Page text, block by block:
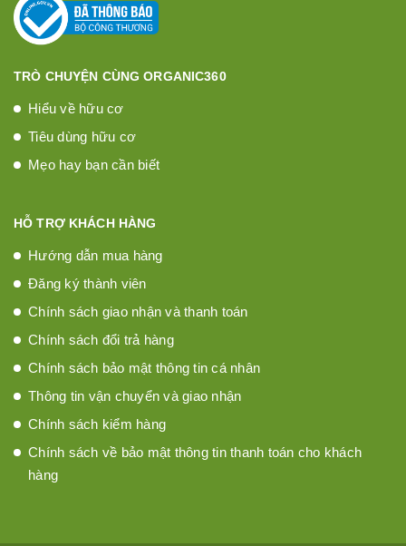
TRÒ CHUYỆN CÙNG ORGANIC360
Hiểu về hữu cơ
Tiêu dùng hữu cơ
Mẹo hay bạn cần biết
HỖ TRỢ KHÁCH HÀNG
Hướng dẫn mua hàng
Đăng ký thành viên
Chính sách giao nhận và thanh toán
Chính sách đổi trả hàng
Chính sách bảo mật thông tin cá nhân
Thông tin vận chuyển và giao nhận
Chính sách kiểm hàng
Chính sách về bảo mật thông tin thanh toán cho khách
hàng